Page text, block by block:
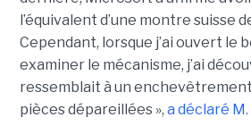
l’équivalent d’une montre suisse
Cependant, lorsque j’ai ouvert le
examiner le mécanisme, j’ai
ressemblait à un
pièces dépareillées », a déclaré